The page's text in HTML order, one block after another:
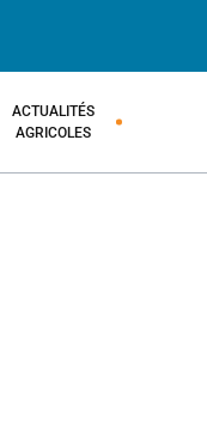
ACTUALITÉS
AGRICOLES